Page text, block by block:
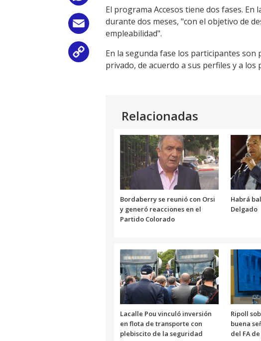
Email
Copy
El programa Accesos tiene dos fases.
durante dos meses, "con el objetivo de
empleabilidad".
En la segunda fase los participantes
privado, de acuerdo a sus perfiles y a los
Relacionadas
Bordaberry se reunió con Orsi
y generó reacciones en el
Partido Colorado
Habrá
Delgado
Lacalle Pou vinculó inversión
en flota de transporte con
plebiscito de la seguridad
Ripoll
buena
del FA